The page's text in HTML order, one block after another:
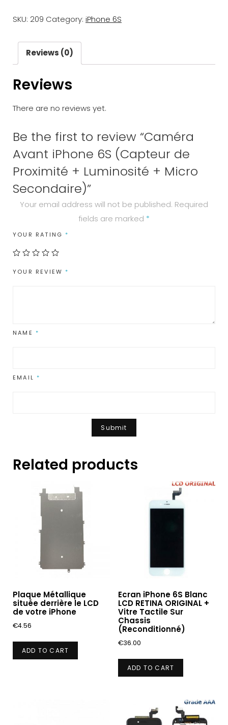
6S
Proximité
+
+
Secondaire)
quantity
SKU: 209 Category: iPhone 6S
Reviews (0)
Reviews
There are no reviews yet.
Be the first to review “Caméra
Avant iPhone 6S (Capteur de
Proximité + Luminosité + Micro
Secondaire)”
Your email address will not be published. Required
fields are marked *
YOUR RATING *
YOUR REVIEW *
NAME *
EMAIL *
Related products
Plaque Métallique
située derrière le LCD
de votre iPhone
€4.56
ADD TO CART
Ecran iPhone 6S Blanc
LCD RETINA ORIGINAL +
Vitre Tactile Sur
Chassis
(Reconditionné)
€36.00
ADD TO CART